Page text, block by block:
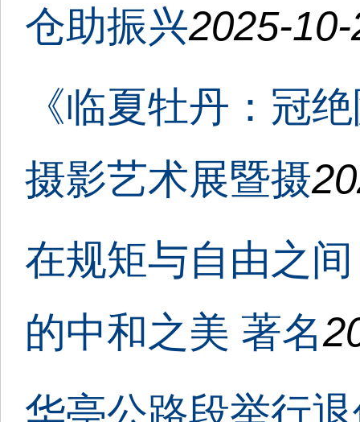
仓助振兴2025-
《临夏牡丹：冠
摄影艺术展暨摄
在规矩与自由之
的中和之美 著名
华亭公路段举行